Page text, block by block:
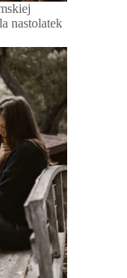
nastolatek